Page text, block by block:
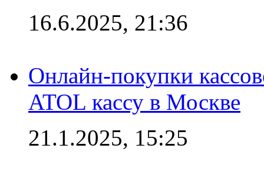
16.6.2025, 21:36
Онлайн-покупки
ATOL кассу в Москве
21.1.2025, 15:25